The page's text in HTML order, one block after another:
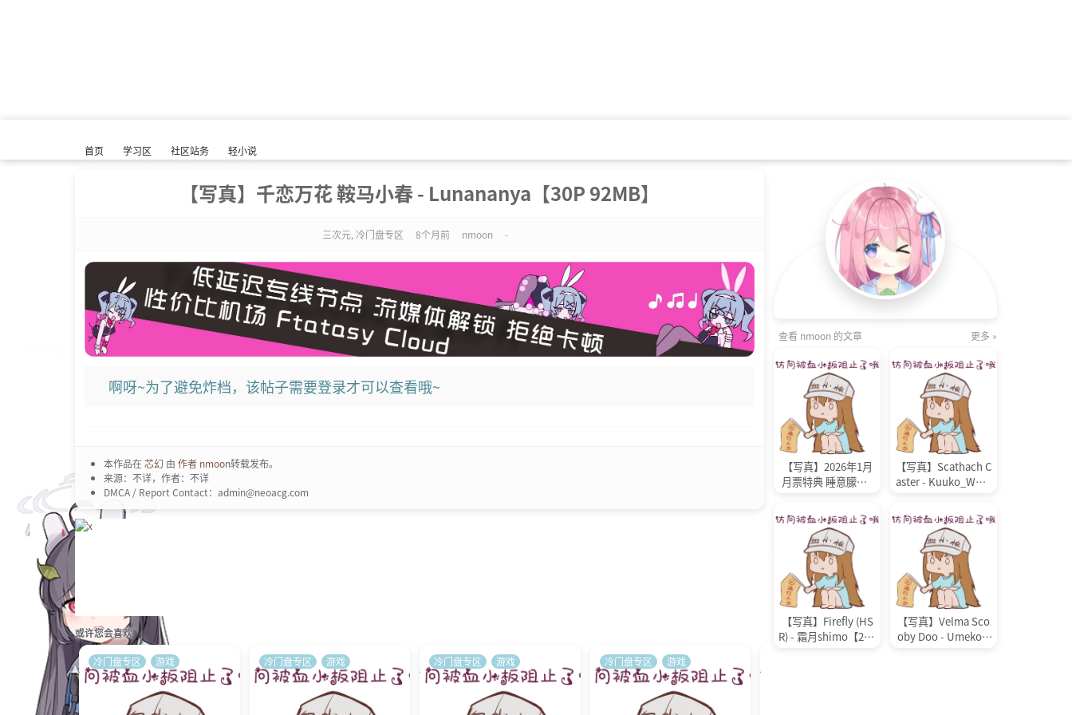
首页 学习区 社区站务 轻小说
【写真】千恋万花 鞍马小春 - Lunananya【30P 92MB】
三次元, 冷门盘专区 8个月前 nmoon -
啊呀~为了避免炸档，该帖子需要登录才可以查看哦~
本作品在芯幻 由 作者 nmoon转载发布。
来源：不详，作者：不详
DMCA / Report Contact：admin@neoacg.com
或许您会喜欢
冷门盘专区 游戏 冷门盘专区 游戏 冷门盘专区 游戏 冷门盘专区 游戏
查看 nmoon 的文章 更多 »
【写真】2026年1月
月票特典 睡意朦胧 -
6MB】
【写真】Scathach C
aster - Kuuko_W【2
【写真】Firefly (HS
R) - 霜月shimo【26P
【写真】Velma Sco
oby Doo - Umeko J